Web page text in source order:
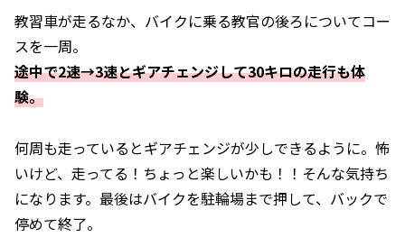
教習車が走るなか、バイクに乗る教官の後ろについてコー
スを一周。
途中で2速→3速とギアチェンジして30キロの走行も体
験。
何周も走っているとギアチェンジが少しできるように。怖
いけど、走ってる！ちょっと楽しいかも！！そんな気持ち
になります。最後はバイクを駐輪場まで押して、バックで
停めて終了。